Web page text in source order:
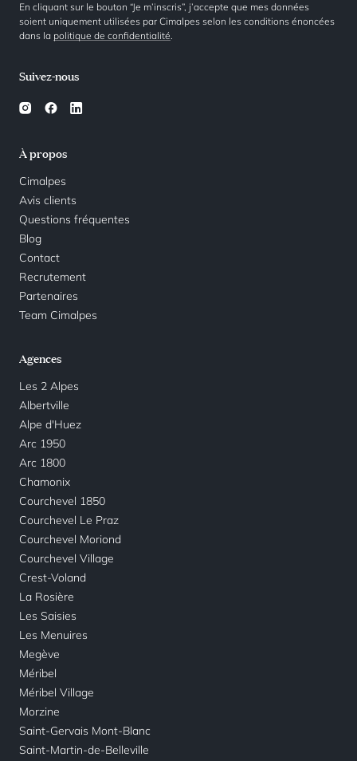
À propos
Cimalpes
Avis clients
Questions fréquentes
Blog
Contact
Recrutement
Partenaires
Team Cimalpes
Agences
Les 2 Alpes
Albertville
Alpe d'Huez
Arc 1950
Arc 1800
Chamonix
Courchevel 1850
Courchevel Le Praz
Courchevel Moriond
Courchevel Village
Crest-Voland
La Rosière
Les Saisies
Les Menuires
Megève
Méribel
Méribel Village
Morzine
Saint-Gervais Mont-Blanc
Saint-Martin-de-Belleville
Suivez-nous
En cliquant sur le bouton “Je m’inscris”, j’accepte que mes données
soient uniquement utilisées par Cimalpes selon les conditions énoncées
dans la politique de confidentialité.